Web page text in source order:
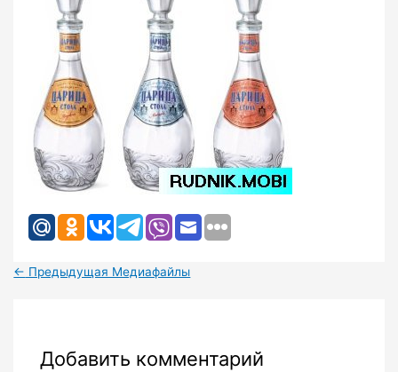
← Предыдущая Медиафайлы
Добавить комментарий